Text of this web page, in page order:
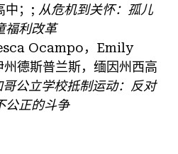
中；; 从危机到关怀：孤儿
福利改革
Ocampo，Emily
德斯普兰斯，缅因州西高
公立学校抵制运动：反对
公正的斗争